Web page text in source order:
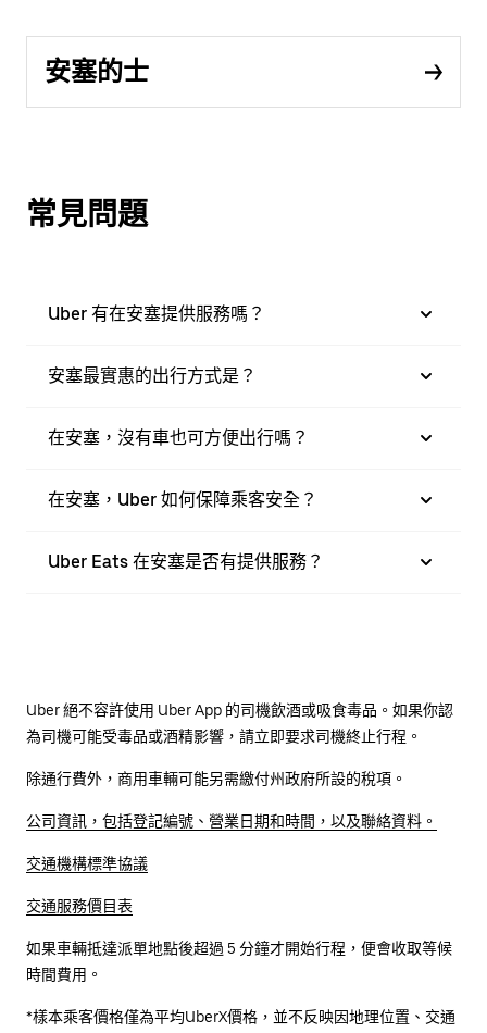
安塞的士
常見問題
Uber 有在安塞提供服務嗎？
安塞最實惠的出行方式是？
在安塞，沒有車也可方便出行嗎？
在安塞，Uber 如何保障乘客安全？
Uber Eats 在安塞是否有提供服務？
Uber 絕不容許使用 Uber App 的司機飲酒或吸食毒品。如果你認
為司機可能受毒品或酒精影響，請立即要求司機終止行程。
除通行費外，商用車輛可能另需繳付州政府所設的稅項。
公司資訊，包括登記編號、營業日期和時間，以及聯絡資料。
交通機構標準協議
交通服務價目表
如果車輛抵達派單地點後超過 5 分鐘才開始行程，便會收取等候
時間費用。
*樣本乘客價格僅為平均UberX價格，並不反映因地理位置、交通